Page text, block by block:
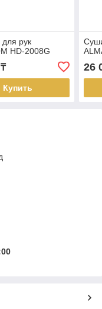
рук
HD-2008G
Купить
26